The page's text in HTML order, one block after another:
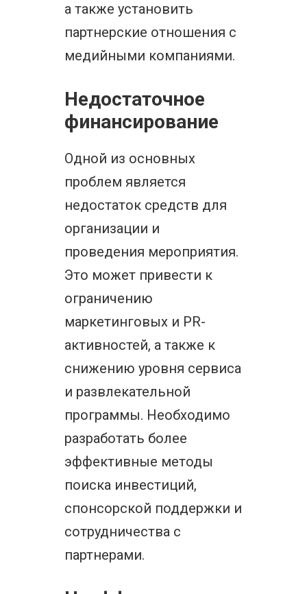
а также установить
партнерские отношения с
медийными компаниями.
Недостаточное
финансирование
Одной из основных
проблем является
недостаток средств для
организации и
проведения мероприятия.
Это может привести к
ограничению
маркетинговых и PR-
активностей, а также к
снижению уровня сервиса
и развлекательной
программы. Необходимо
разработать более
эффективные методы
поиска инвестиций,
спонсорской поддержки и
сотрудничества с
партнерами.